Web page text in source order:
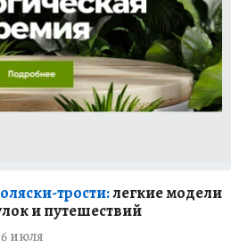
трости:легкие модели
и путешествий
июля